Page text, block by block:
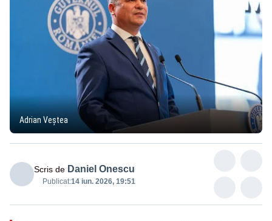
Adrian Veștea
Scris de Daniel Onescu
Publicat:14 iun. 2026, 19:51